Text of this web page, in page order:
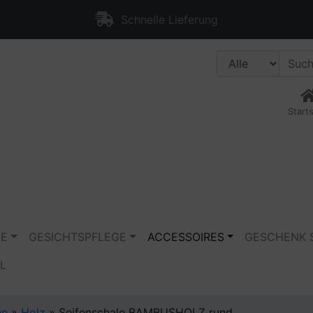
Schnelle Lieferung
GESICHTSPFLEGE ACCESSOIRES
GESCHENK